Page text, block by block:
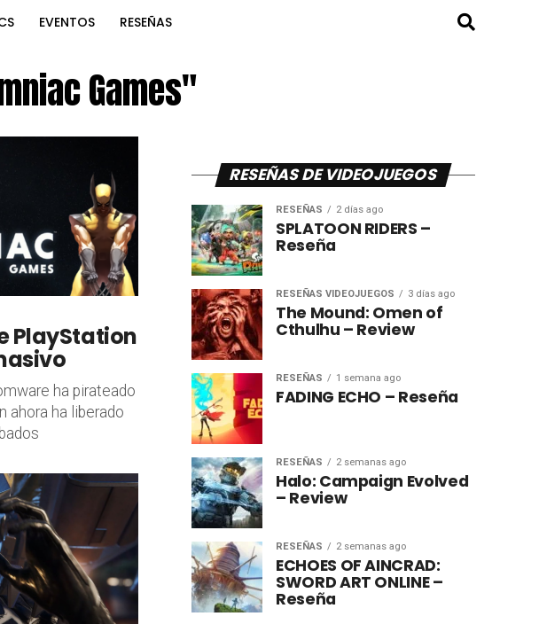
EVENTOS RESEÑAS
Games"
PlayStation
ha pirateado
ahora ha liberado
RESEÑAS DE VIDEOJUEGOS
RESEÑAS 2 días ago
SPLATOON RIDERS –
Reseña
RESEÑAS VIDEOJUEGOS 3 días ago
The Mound: Omen of
Cthulhu – Review
RESEÑAS 1 semana ago
FADING ECHO – Reseña
RESEÑAS 2 semanas ago
Halo: Campaign Evolved
– Review
RESEÑAS 2 semanas ago
ECHOES OF AINCRAD:
SWORD ART ONLINE –
Reseña